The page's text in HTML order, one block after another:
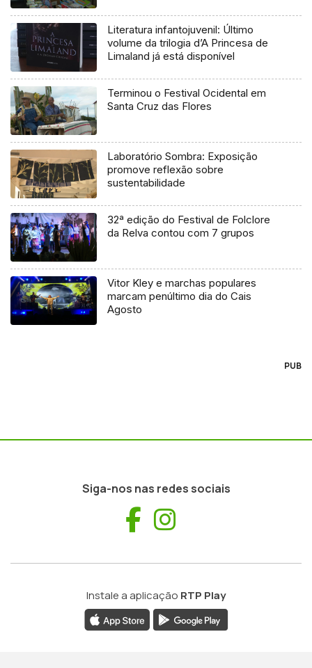
Literatura infantojuvenil: Último
volume da trilogia d’A Princesa de
Limaland já está disponível
Terminou o Festival Ocidental em
Santa Cruz das Flores
Laboratório Sombra: Exposição
promove reflexão sobre
sustentabilidade
32ª edição do Festival de Folclore
da Relva contou com 7 grupos
Vitor Kley e marchas populares
marcam penúltimo dia do Cais
Agosto
PUB
Siga-nos nas redes sociais
Facebook
Instale a aplicação RTP Play